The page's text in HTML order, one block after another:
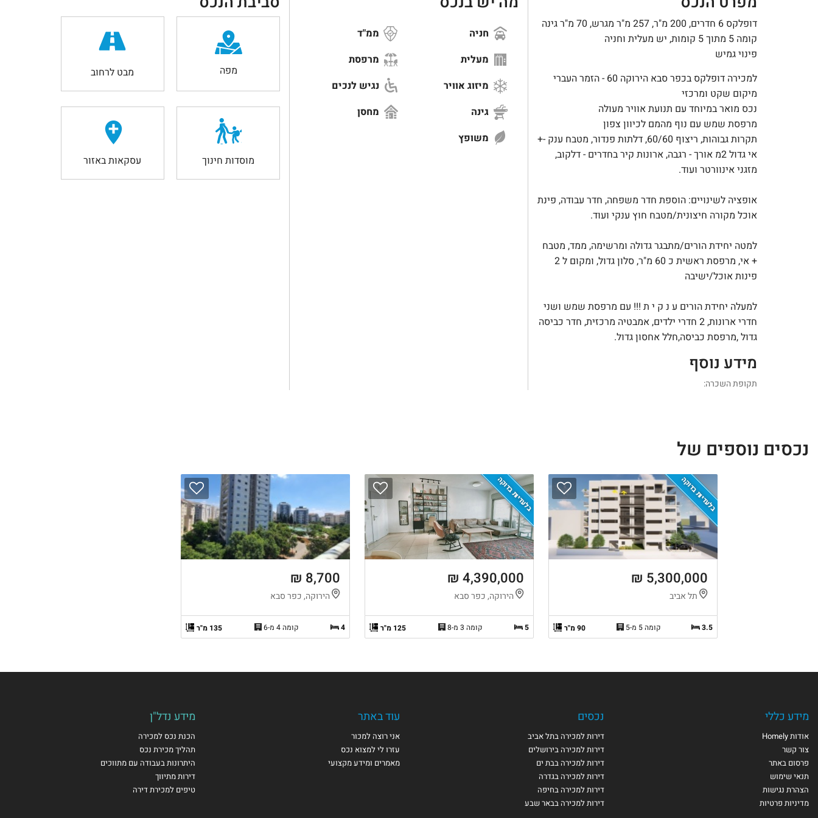
דופלקס 6 חדרים, 200 מ"ר, 257 מ"ר מגרש, 70 מ"ר גינה
קומה 5 מתוך 5 קומות, יש מעלית וחניה
פינוי גמיש
למכירה דופלקס בכפר סבא הירוקה 60 - הזמר העברי
מיקום שקט ומרכזי
נכס מואר במיוחד עם תנועת אוויר מעולה
מרפסת שמש עם נוף מהמם לכיוון צפון
תקרות גבוהות, ריצוף 60/60, דלתות פנדור, מטבח ענק -+
אי גדול 2מ אורך - רגבה, ארונות קיר בחדרים - דלקוב,
מזגני אינוורטר ועוד.
אופציה לשינויים: הוספת חדר משפחה, חדר עבודה, פינת
אוכל מקורה חיצונית/מטבח חוץ ענקי ועוד.
למטה יחידת הורים/מתבגר גדולה ומרשימה, ממד, מטבח
+ אי, מרפסת ראשית כ 60 מ"ר, סלון גדול, ומקום ל 2
פינות אוכל/ישיבה
למעלה יחידת הורים ע נ ק י ת !!! עם מרפסת שמש ושני
חדרי ארונות, 2 חדרי ילדים, אמבטיה מרכזית, חדר כביסה
גדול ,מרפסת כביסה,חלל אחסון גדול.
מידע נוסף
תקופת השכרה:
חניה
ממ"ד
מעלית
מרפסת
מיזוג אוויר
נגיש לנכים
גינה
מחסן
משופץ
מפה מבט לרחוב
מוסדות חינוך עסקאות באזור
נכסים נוספים של
בלעדיות בדוקה
5,300,000 ₪
תל אביב
3.5 קומה 5 מ-5 90 מ"ר
בלעדיות בדוקה
4,390,000 ₪
הירוקה, כפר סבא
5 קומה 3 מ-8 125 מ"ר
8,700 ₪
הירוקה, כפר סבא
4 קומה 4 מ-6 135 מ"ר
מידע כללי
אודות Homely
צור קשר
פרסום באתר
תנאי שימוש
הצהרת נגישות
מדיניות פרטיות
נכסים
דירות למכירה בתל אביב
דירות למכירה בירושלים
דירות למכירה בבת ים
דירות למכירה בגדרה
דירות למכירה בחיפה
דירות למכירה בבאר שבע
עוד באתר
אני רוצה למכור
עזרו לי למצוא נכס
מאמרים ומידע מקצועי
מידע נדל"ן
הכנת נכס למכירה
תהליך מכירת נכס
היתרונות בעבודה עם מתווכים
דירות מתיווך
טיפים למכירת דירה